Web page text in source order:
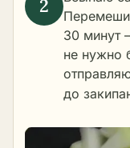
30 минут
не нужно
до